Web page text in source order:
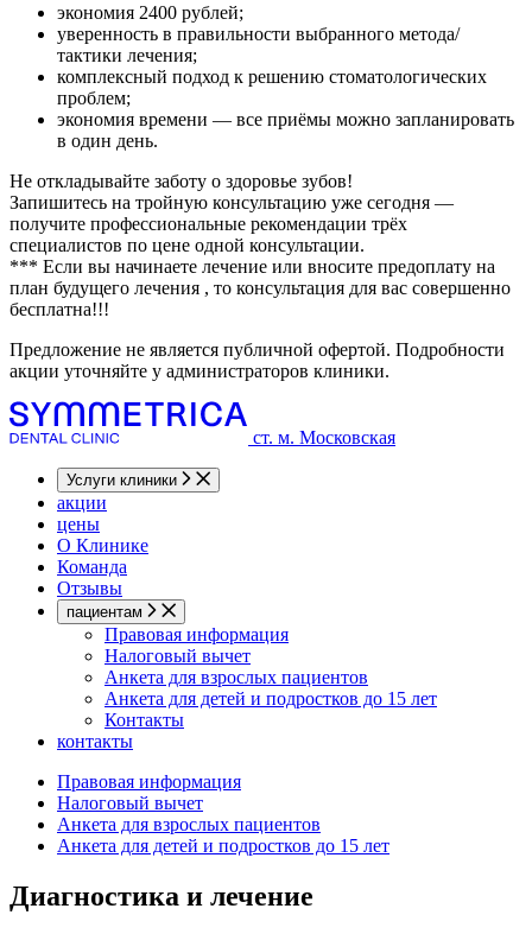
экономия 2400 рублей;
уверенность в правильности выбранного метода/
тактики лечения;
комплексный подход к решению стоматологических
проблем;
экономия времени — все приёмы можно запланировать
в один день.
Не откладывайте заботу о здоровье зубов!
Запишитесь на тройную консультацию уже сегодня —
получите профессиональные рекомендации трёх
специалистов по цене одной консультации.
*** Если вы начинаете лечение или вносите предоплату на
план будущего лечения , то консультация для вас совершенно
бесплатна!!!
Предложение не является публичной офертой. Подробности
акции уточняйте у администраторов клиники.
ст. м. Московская
Услуги клиники
акции
цены
О Клинике
Команда
Отзывы
пациентам
Правовая информация
Налоговый вычет
Анкета для взрослых пациентов
Анкета для детей и подростков до 15 лет
Контакты
контакты
Правовая информация
Налоговый вычет
Анкета для взрослых пациентов
Анкета для детей и подростков до 15 лет
Диагностика и лечение